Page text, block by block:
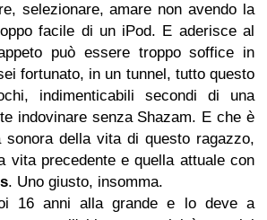
selezionare, amare non avendo la
facile di un iPod. E aderisce al
può essere troppo soffice in
fortunato, in un tunnel, tutto questo
indimenticabili secondi di una
indovinare senza Shazam. E che è
sonora della vita di questo ragazzo,
vita precedente e quella attuale con
. Uno giusto, insomma.
16 anni alla grande e lo deve a